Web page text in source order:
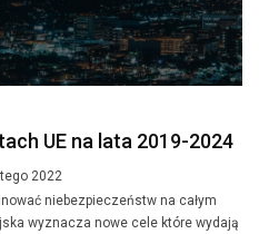
UE na lata 2019-2024
2022
niebezpieczeństw na całym
wyznacza nowe cele które wydają